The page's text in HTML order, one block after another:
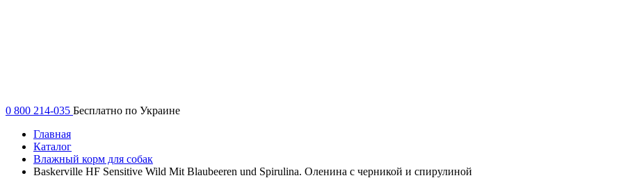
0 800 214-035 Бесплатно по Украине
Главная
Каталог
Влажный корм для собак
Baskerville HF Sensitive Wild Mit Blaubeeren und Spirulina. Оленина с черникой и спирулиной